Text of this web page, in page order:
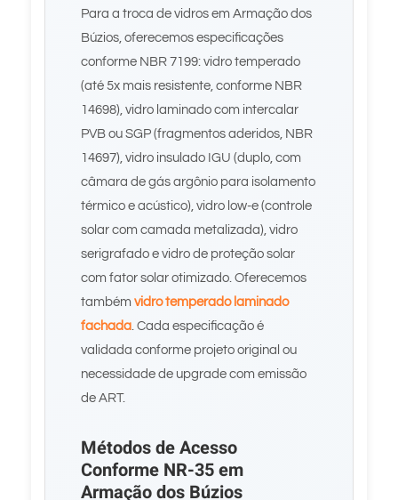
Para a troca de vidros em Armação dos
Búzios, oferecemos especificações
conforme NBR 7199: vidro temperado
(até 5x mais resistente, conforme NBR
14698), vidro laminado com intercalar
PVB ou SGP (fragmentos aderidos, NBR
14697), vidro insulado IGU (duplo, com
câmara de gás argônio para isolamento
térmico e acústico), vidro low-e (controle
solar com camada metalizada), vidro
serigrafado e vidro de proteção solar
com fator solar otimizado. Oferecemos
também vidro temperado laminado
fachada. Cada especificação é
validada conforme projeto original ou
necessidade de upgrade com emissão
de ART.
Métodos de Acesso
Conforme NR-35 em
Armação dos Búzios